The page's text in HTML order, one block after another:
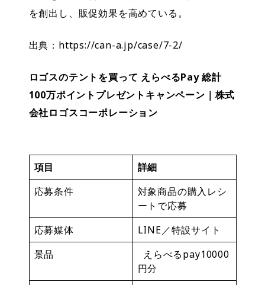
を創出し、販促効果を高めている。
出典：https://can-a.jp/case/7-2/
ロゴスのテントを買って えらべるPay 総計
100万ポイントプレゼントキャンペーン｜株式
会社ロゴスコーポレーション
項目
詳細
応募条件
対象商品の購入レシ
ートで応募
応募媒体
LINE／特設サイト
景品
えらべるpay10000
円分